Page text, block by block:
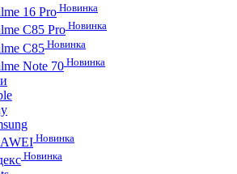
16 ProНовинка
C85 ProНовинка
C85 Новинка
Note 70 Новинка
Новинка
Новинка